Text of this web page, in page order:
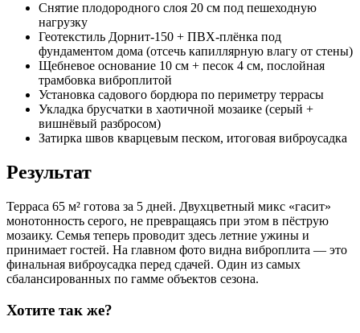
Снятие плодородного слоя 20 см под пешеходную
нагрузку
Геотекстиль Дорнит-150 + ПВХ-плёнка под
фундаментом дома (отсечь капиллярную влагу от стены)
Щебневое основание 10 см + песок 4 см, послойная
трамбовка виброплитой
Установка садового бордюра по периметру террасы
Укладка брусчатки в хаотичной мозаике (серый +
вишнёвый разбросом)
Затирка швов кварцевым песком, итоговая виброусадка
Результат
Терраса 65 м² готова за 5 дней. Двухцветный микс «гасит»
монотонность серого, не превращаясь при этом в пёструю
мозаику. Семья теперь проводит здесь летние ужины и
принимает гостей. На главном фото видна виброплита — это
финальная виброусадка перед сдачей. Один из самых
сбалансированных по гамме объектов сезона.
Хотите так же?